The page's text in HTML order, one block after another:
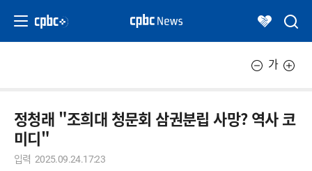
가
정청래 "조희대 청문회 삼권분립 사망? 역사 코
미디"
입력 2025.09.24.17:23